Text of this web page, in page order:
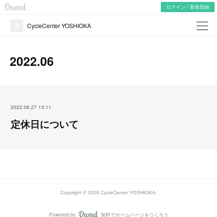
ログイン / 新規登録
CycleCenter YOSHIOKA
2022.06
2022.06.27 13:11
定休日について
Copyright © 2026 CycleCenter YOSHIOKA
Powered by 無料でホームページをつくろう